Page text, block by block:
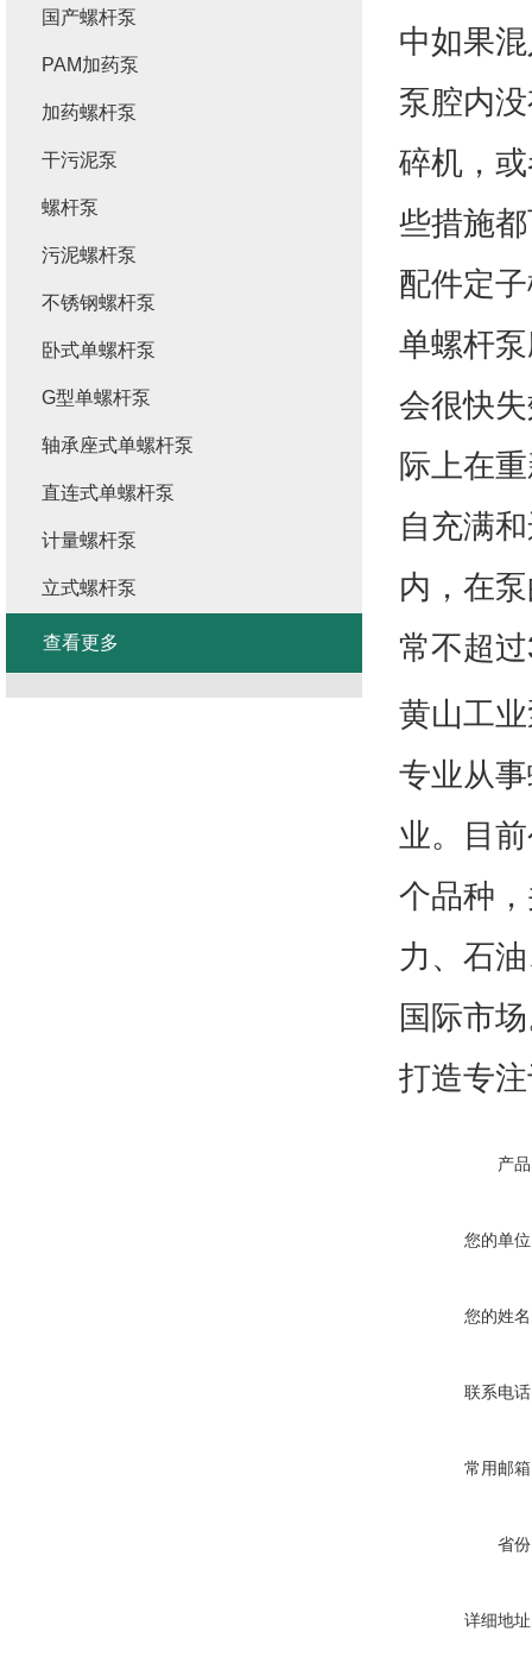
中如果
泵腔内
碎机，
些措施
配件定
单螺杆
会很快
际上在
自充满
内，在
常不超
黄山工
专业从
业。目
个品种
力、石
国际市
打造专
产
您的单
您的姓
联系电
常用邮
省
详细地
国产螺杆泵
PAM加药泵
加药螺杆泵
干污泥泵
螺杆泵
污泥螺杆泵
不锈钢螺杆泵
卧式单螺杆泵
G型单螺杆泵
轴承座式单螺杆泵
直连式单螺杆泵
计量螺杆泵
立式螺杆泵
查看更多